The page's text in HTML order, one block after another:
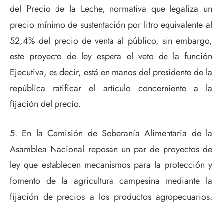
del Precio de la Leche, normativa que legaliza un
precio mínimo de sustentación por litro equivalente al
52,4% del precio de venta al público, sin embargo,
este proyecto de ley espera el veto de la función
Ejecutiva, es decir, está en manos del presidente de la
república ratificar el artículo concerniente a la
fijación del precio.
5. En la Comisión de Soberanía Alimentaria de la
Asamblea Nacional reposan un par de proyectos de
ley que establecen mecanismos para la protección y
fomento de la agricultura campesina mediante la
fijación de precios a los productos agropecuarios.